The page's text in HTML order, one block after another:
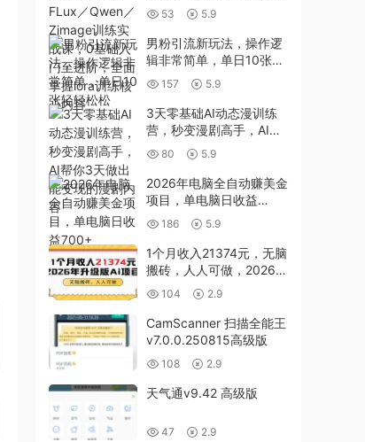
训练实战课，0基础入门
至进阶，全面掌握lora训
练核心内容
53 5.9
男粉引流新玩法，操作逻
辑非常简单，单日10张轻
轻松松
157 5.9
3天零基础AI动态漫训练
营，秒变漫剧高手，AI帮
你3天做出能变现的漫剧
内容
80 5.9
2026年电脑全自动赚美金
项目，单电脑日收益
700+
186 5.9
1个月收入21374元，无脑
搬砖，人人可做，2026年
升级版Ai项目
104 2.9
CamScanner 扫描全能王
v7.0.0.250815高级版
108 2.9
天气通v9.42 高级版
47 2.9